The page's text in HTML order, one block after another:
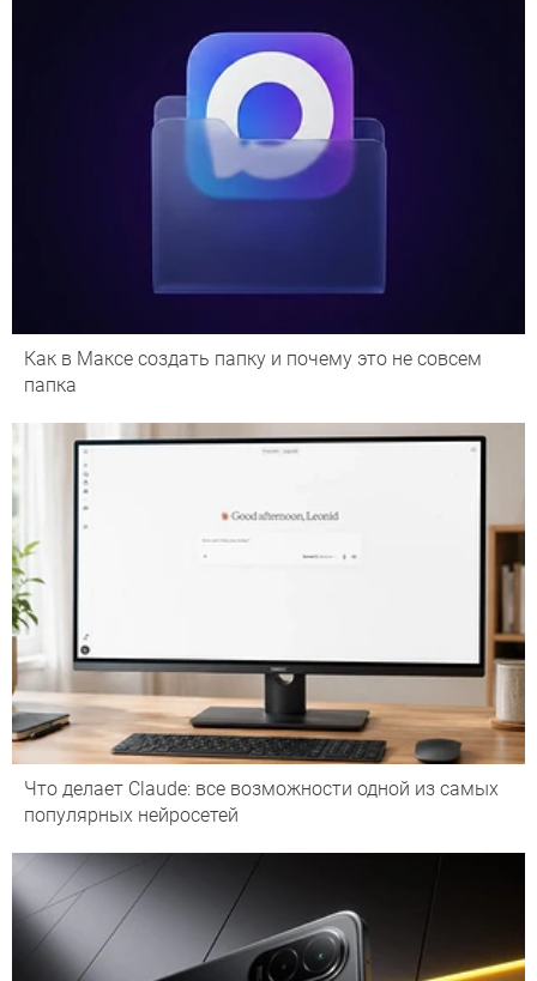
Как в Максе создать папку и почему это не совсем
папка
Что делает Сlaude: все возможности одной из самых
популярных нейросетей